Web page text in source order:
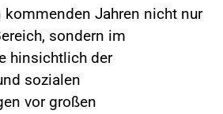
kommenden Jahren nicht nur
sondern im
hinsichtlich der
sozialen
vor großen